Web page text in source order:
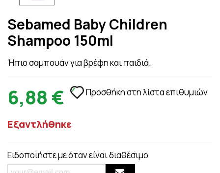
Sebamed Baby Children
Shampoo 150ml
Ήπιο σαμπουάν για βρέφη και παιδιά.
6,88 € Προσθήκη στη λίστα επιθυμιών
Εξαντλήθηκε
Ειδοποιήστε με όταν είναι διαθέσιμο